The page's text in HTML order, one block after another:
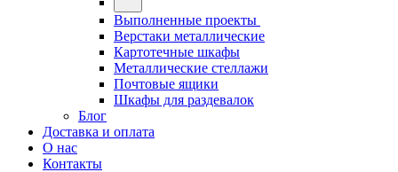
Выполненные проекты
Верстаки металлические
Картотечные шкафы
Металлические стеллажи
Почтовые ящики
Шкафы для раздевалок
Блог
Доставка и оплата
О нас
Контакты